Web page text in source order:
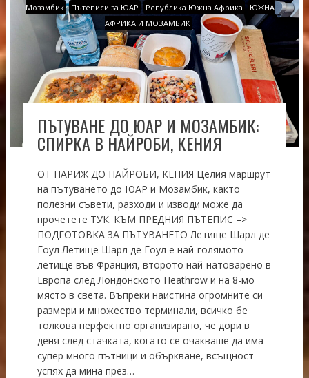
Мозамбик Пътеписи за ЮАР Република Южна Африка
ЮЖНА
АФРИКА И МОЗАМБИК
ПЪТУВАНЕ ДО ЮАР И МОЗАМБИК:
СПИРКА В НАЙРОБИ, КЕНИЯ
ОТ ПАРИЖ ДО НАЙРОБИ, КЕНИЯ Целия маршрут
на пътуването до ЮАР и Мозамбик, както
полезни съвети, разходи и изводи може да
прочетете ТУК. КЪМ ПРЕДНИЯ ПЪТЕПИС –>
ПОДГОТОВКА ЗА ПЪТУВАНЕТО Летище Шарл де
Гоул Летище Шарл де Гоул е най-голямото
летище във Франция, второто най-натоварено в
Европа след Лондонското Heathrоw и на 8-мо
място в света. Въпреки наистина огромните си
размери и множество терминали, всичко бе
толкова перфектно организирано, че дори в
деня след стачката, когато се очакваше да има
супер много пътници и объркване, всъщност
успях да мина през…